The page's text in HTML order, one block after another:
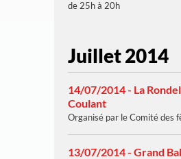
de 25h à 20h
Juillet 2014
14/07/2014 - La
Coulant
Organisé par le Comité des
13/07/2014 - Grand Bal